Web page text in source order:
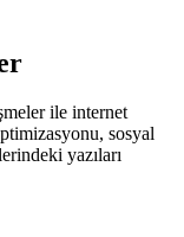
ile internet
sosyal
yazıları